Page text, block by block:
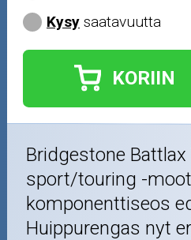
Kysy saatavuutta
KORIIN
Bridgestone Battlax
sport/touring -
komponenttiseos
Huippurengas nyt